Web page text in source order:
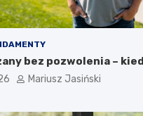
bez pozwolenia –
Mariusz Jasiński